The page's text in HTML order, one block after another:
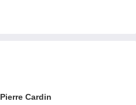
Pierre Cardin